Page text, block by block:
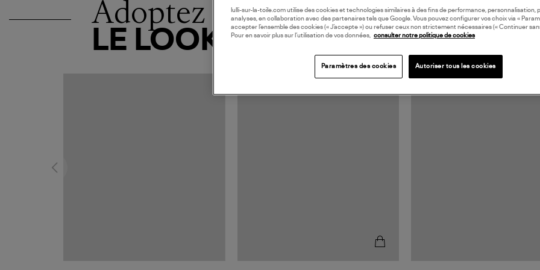
Adoptez
LE LOOK
lulli-sur-la-toile.com utilise des cookies et technologies similaires à des fins de performance, personnalisation,
analyses, en collaboration avec des partenaires tels que Google. Vous pouvez configurer vos choix via «
accepter l’ensemble des cookies (« J’accepte ») ou refuser ceux non strictement nécessaires (« Continuer
Pour en savoir plus sur l’utilisation de vos données,
consulter notre politique de cookies
Paramètres des cookies Autoriser tous les cookies